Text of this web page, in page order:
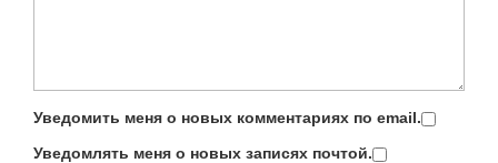
Уведомить меня о новых комментариях по email.
Уведомлять меня о новых записях почтой.